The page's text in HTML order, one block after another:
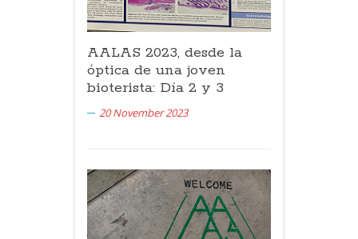
AALAS 2023, desde la
óptica de una joven
bioterista: Día 2 y 3
20 November 2023